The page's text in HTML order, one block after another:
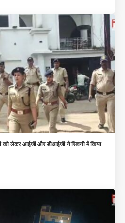
लेकर आईजी और डीआईजी ने सिवनी में किया